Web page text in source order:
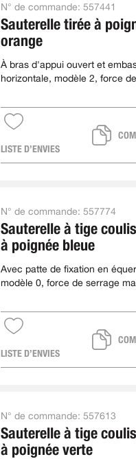
N° de commande: 557441
Sauterelle tirée à
orange
À bras d'appui ouvert et
horizontale, modèle 2, force de
LISTE D’ENVIES
N° de commande: 557774
Sauterelle à tige
à poignée bleue
Avec patte de fixation en
modèle 0, force de serrage
LISTE D’ENVIES
N° de commande: 557613
Sauterelle à tige
à poignée verte